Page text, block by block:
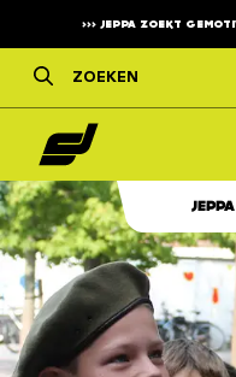
>>> JEPPA ZOEKT